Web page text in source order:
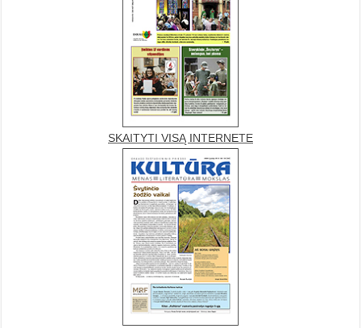
SKAITYTI VISĄ INTERNETE